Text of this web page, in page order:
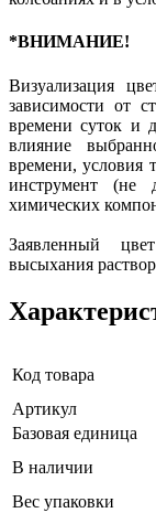
*ВНИМАНИЕ!
Визуализация
зависимости от
времени суток и
влияние
времени, условия
инструмент (не
химических
Заявленный
высыхания
Код товара
Артикул
Базовая единица
В наличии
Вес упаковки